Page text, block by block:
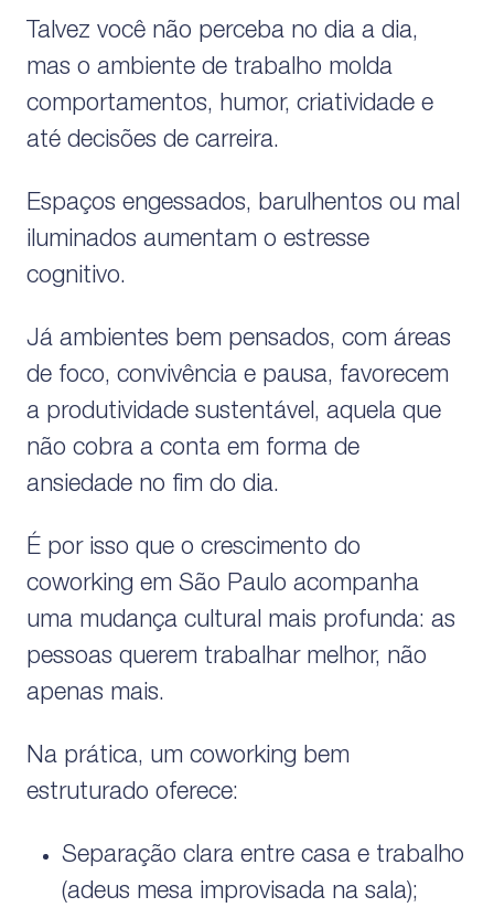
Talvez você não perceba no dia a dia,
mas o ambiente de trabalho molda
comportamentos, humor, criatividade e
até decisões de carreira.
Espaços engessados, barulhentos ou mal
iluminados aumentam o estresse
cognitivo.
Já ambientes bem pensados, com áreas
de foco, convivência e pausa, favorecem
a produtividade sustentável, aquela que
não cobra a conta em forma de
ansiedade no fim do dia.
É por isso que o crescimento do
coworking em São Paulo acompanha
uma mudança cultural mais profunda: as
pessoas querem trabalhar melhor, não
apenas mais.
Na prática, um coworking bem
estruturado oferece:
Separação clara entre casa e trabalho
(adeus mesa improvisada na sala);